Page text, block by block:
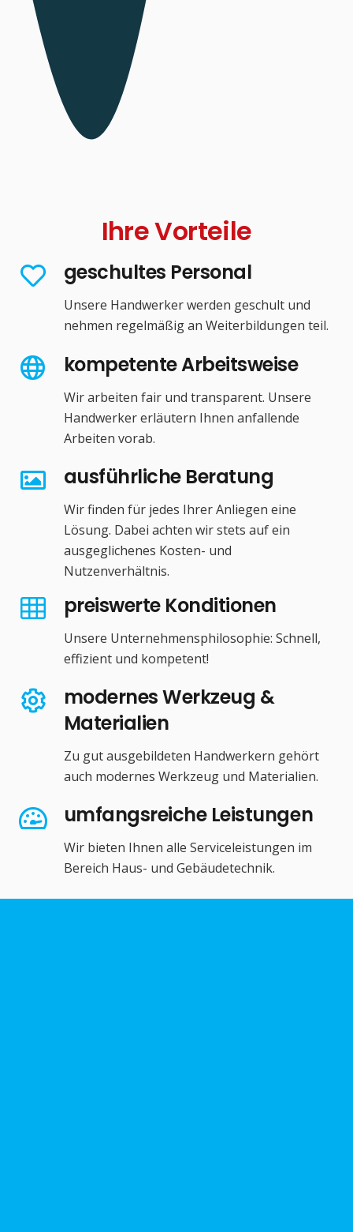
Ihre Vorteile
geschultes Personal
Unsere Handwerker werden geschult und
nehmen regelmäßig an Weiterbildungen teil.
kompetente Arbeitsweise
Wir arbeiten fair und transparent. Unsere
Handwerker erläutern Ihnen anfallende
Arbeiten vorab.
ausführliche Beratung
Wir finden für jedes Ihrer Anliegen eine
Lösung. Dabei achten wir stets auf ein
ausgeglichenes Kosten- und
Nutzenverhältnis.
preiswerte Konditionen
Unsere Unternehmensphilosophie: Schnell,
effizient und kompetent!
modernes Werkzeug &
Materialien
Zu gut ausgebildeten Handwerkern gehört
auch modernes Werkzeug und Materialien.
umfangsreiche Leistungen
Wir bieten Ihnen alle Serviceleistungen im
Bereich Haus- und Gebäudetechnik.